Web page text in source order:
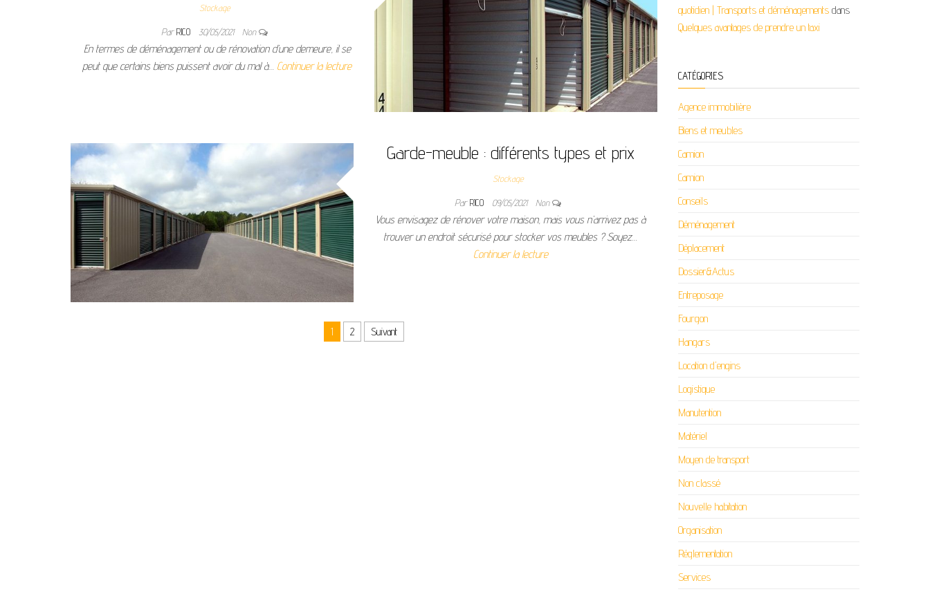
Stockage
ParRICO 30/05/2021 Non
En termes de déménagement ou de rénovation d’une demeure, il se
peut que certains biens puissent avoir du mal à… Continuer la lecture
Garde-meuble : différents types et prix
Stockage
ParRICO 09/05/2021 Non
Vous envisagez de rénover votre maison, mais vous n’arrivez pas à
trouver un endroit sécurisé pour stocker vos meubles ? Soyez…
Continuer la lecture
1 2 Suivant
quotidien | Transports et déménagementsdans
Quelques avantages de prendre un taxi
CATÉGORIES
Agence immobilière
Biens et meubles
Camion
Camion
Conseils
Déménagement
Déplacement
Dossier&Actus
Entreposage
Fourgon
Hangars
Location d'engins
Logistique
Manutention
Matériel
Moyen de transport
Non classé
Nouvelle habitation
Organisation
Réglementation
Services